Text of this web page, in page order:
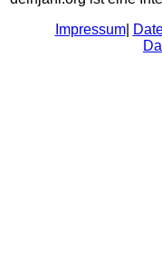
Impressum|